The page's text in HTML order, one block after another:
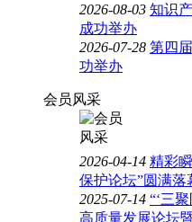
2026-08-03 知识
成功举办
2026-07-28 第四
功举办
会员风采
2026-04-14 精彩
保护论坛”圆满落
2025-07-14 “‘三
高质量发展论坛